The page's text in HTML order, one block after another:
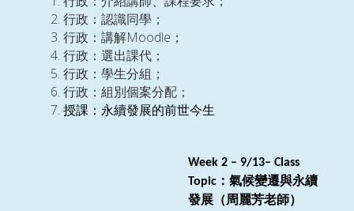
行政：認識同學；
行政：講解Moodle ；
行政：選出課代；
行政：學生分組；
行政：組別個案分配；
授課：永續發展的前世今生
Week 2 – 9/13– Class
Topic ：氣候變遷與永續
發展（周麗芳老師）